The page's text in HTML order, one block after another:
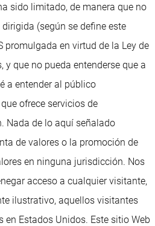
sido limitado, de manera que no
(según se define este
promulgada en virtud de la Ley de
y que no pueda entenderse que a
a entender al público
ofrece servicios de
Nada de lo aquí señalado
de valores o la promoción de
en ninguna jurisdicción. Nos
acceso a cualquier visitante,
ilustrativo, aquellos visitantes
en Estados Unidos. Este sitio Web